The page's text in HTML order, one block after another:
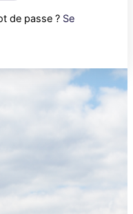
de passe ? Se